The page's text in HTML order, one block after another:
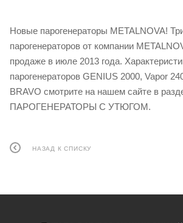
Новые парогенераторы METALNOVA!
парогенераторов от компании
продаже в июле 2013 года.
парогенераторов GENIUS 2000, Vapor
BRAVO смотрите на нашем сайте в
ПАРОГЕНЕРАТОРЫ С УТЮГОМ.
НАЗАД К СПИСКУ